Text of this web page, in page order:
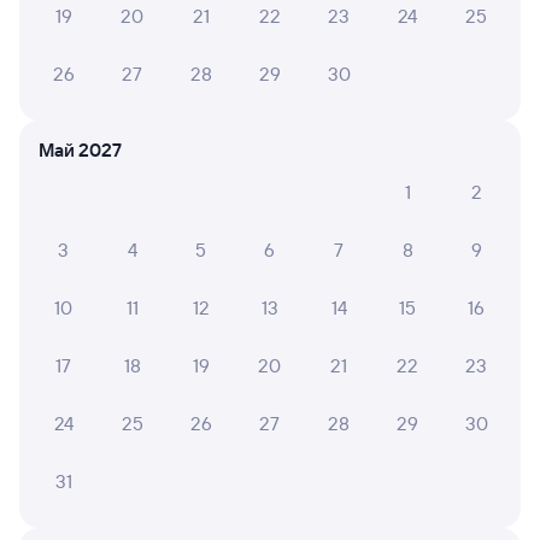
6 причин купить ж/д билеты
выслушивать недовольство.
Ольга М.
Ехали в 16 вагоне, где была проводник милая девушка
в вагоне.
19 20 21 22 23 24 25
26 27 28 29 30
Май 2027
1
2
3 4 5 6 7 8 9
10 11 12 13 14 15 16
17 18 19 20 21 22 23
24 25 26 27 28 29 30
31